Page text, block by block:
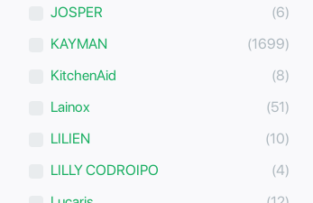
JOSPER
(6)
KAYMAN
(1699)
KitchenAid
(8)
Lainox
(51)
LILIEN
(10)
LILLY CODROIPO
(4)